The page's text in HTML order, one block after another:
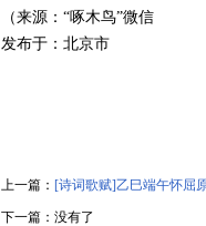
（来源：“啄木鸟”微信
发布于：北京市
上一篇： [诗词歌赋]乙巳端午怀屈
下一篇：没有了